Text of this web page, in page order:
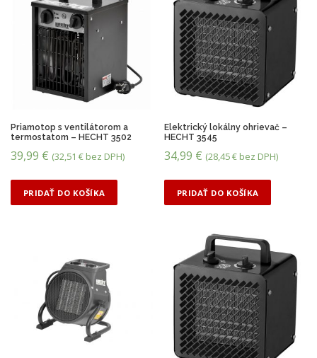
c
e
n
a
b
o
l
a
:
5
7
9
9
€
.
a
c
e
n
a
j
e
3
9
,
9
€
.
Priamotop s ventilátorom a
termostatom – HECHT 3502
39,99 € (32,51 € bez DPH)
PRIDAŤ DO KOŠÍKA
Elektrický lokálny ohrievač –
HECHT 3545
34,99 € (28,45€ bez DPH)
PRIDAŤ DO KOŠÍKA